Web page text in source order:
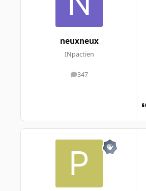
neuxneux
INpactien
347
messages